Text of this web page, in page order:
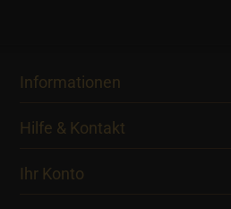
Informationen
Hilfe & Kontakt
Ihr Konto